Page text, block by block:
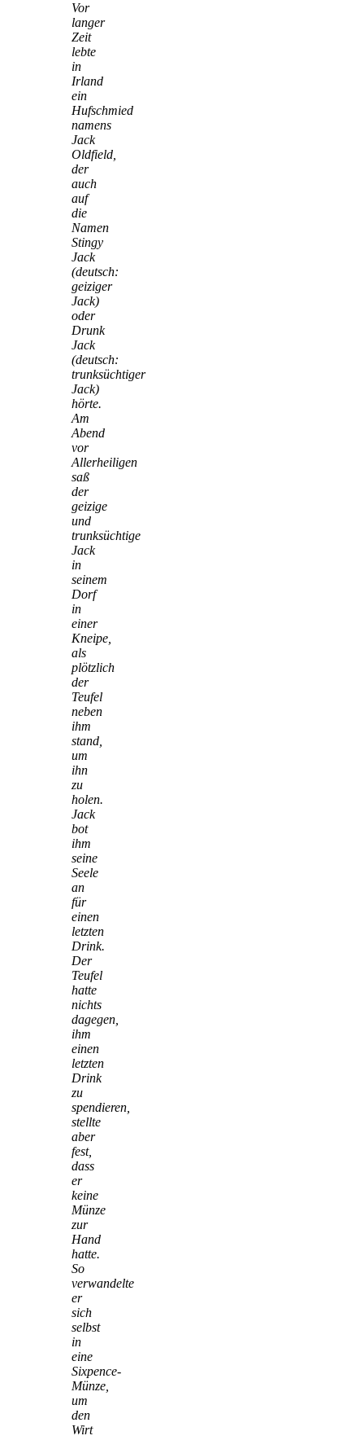
Vor
langer
Zeit
lebte
in
Irland
ein
Hufschmied
namens
Jack
Oldfield,
der
auch
auf
die
Namen
Stingy
Jack
(deutsch:
geiziger
Jack)
oder
Drunk
Jack
(deutsch:
trunksüchtiger
Jack)
hörte.
Am
Abend
vor
Allerheiligen
saß
der
geizige
und
trunksüchtige
Jack
in
seinem
Dorf
in
einer
Kneipe,
als
plötzlich
der
Teufel
neben
ihm
stand,
um
ihn
zu
holen.
Jack
bot
ihm
seine
Seele
an
für
einen
letzten
Drink.
Der
Teufel
hatte
nichts
dagegen,
ihm
einen
letzten
Drink
zu
spendieren,
stellte
aber
fest,
dass
er
keine
Münze
zur
Hand
hatte.
So
verwandelte
er
sich
selbst
in
eine
Sixpence-
Münze,
um
den
Wirt